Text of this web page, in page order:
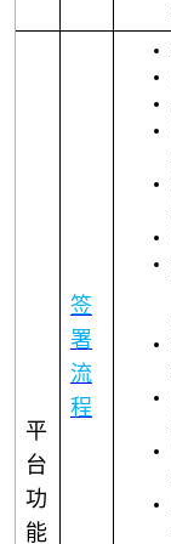
平
台
功
能
签
署
流
程